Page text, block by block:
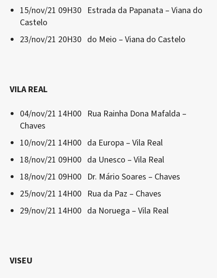
15/nov/21 09H30 Estrada da Papanata – Viana do
Castelo
23/nov/21 20H30 do Meio – Viana do Castelo
VILA REAL
04/nov/21 14H00 Rua Rainha Dona Mafalda –
Chaves
10/nov/21 14H00 da Europa – Vila Real
18/nov/21 09H00 da Unesco – Vila Real
18/nov/21 09H00 Dr. Mário Soares – Chaves
25/nov/21 14H00 Rua da Paz – Chaves
29/nov/21 14H00 da Noruega – Vila Real
VISEU